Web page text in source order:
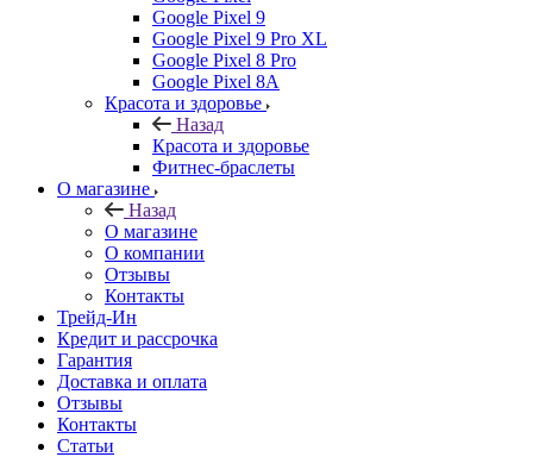
Google Pixel 9
Google Pixel 9 Pro XL
Google Pixel 8 Pro
Google Pixel 8A
Красота и здоровье
Назад
Красота и здоровье
Фитнес-браслеты
О магазине
Назад
О магазине
О компании
Отзывы
Контакты
Трейд-Ин
Кредит и рассрочка
Гарантия
Доставка и оплата
Отзывы
Контакты
Статьи